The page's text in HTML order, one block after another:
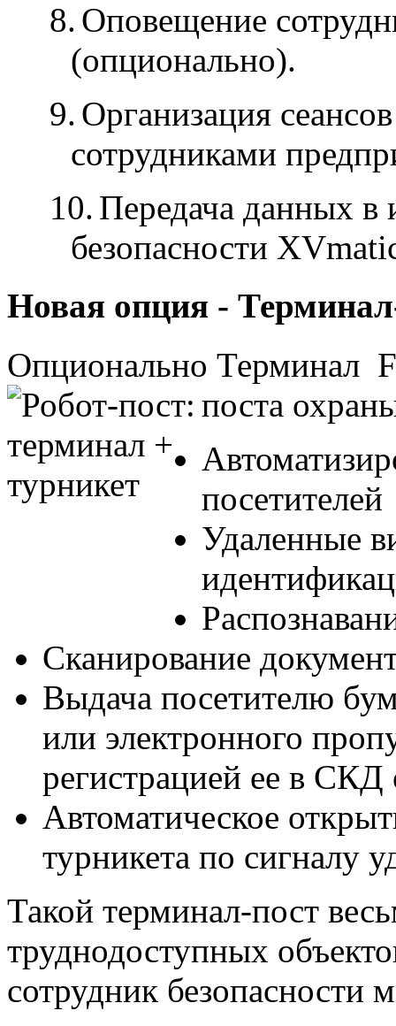
8. Оповещение
(опционально).
9. Организация
сотрудниками
10. Передача данных в
безопасности
Новая опция -
Опционально Терминал
поста
посетителей
Удаленные
Сканирование
Выдача посетителю
или электронного
регистрацией ее в СКД
Автоматическое
турникета по сигналу
Такой терминал-пост
труднодоступных
сотрудник безопасности